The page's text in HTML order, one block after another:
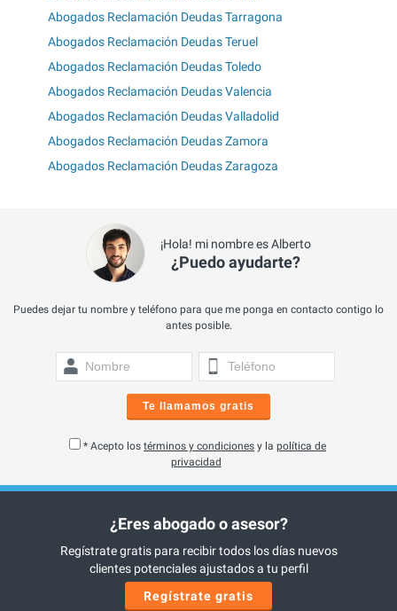
Abogados Reclamación Deudas Tarragona
Abogados Reclamación Deudas Teruel
Abogados Reclamación Deudas Toledo
Abogados Reclamación Deudas Valencia
Abogados Reclamación Deudas Valladolid
Abogados Reclamación Deudas Zamora
Abogados Reclamación Deudas Zaragoza
¡Hola! mi nombre es Alberto
¿Puedo ayudarte?
Puedes dejar tu nombre y teléfono para que me ponga en contacto contigo lo
antes posible.
Te llamamos gratis
* Acepto los términos y condiciones y la política de
privacidad
¿Eres abogado o asesor?
Regístrate gratis para recibir todos los días nuevos
clientes potenciales ajustados a tu perfil
Regístrate gratis